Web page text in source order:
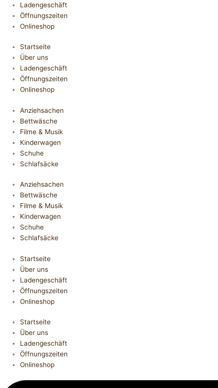
Ladengeschäft
Öffnungszeiten
Onlineshop
Startseite
Über uns
Ladengeschäft
Öffnungszeiten
Onlineshop
Anziehsachen
Bettwäsche
Filme & Musik
Kinderwagen
Schuhe
Schlafsäcke
Anziehsachen
Bettwäsche
Filme & Musik
Kinderwagen
Schuhe
Schlafsäcke
Startseite
Über uns
Ladengeschäft
Öffnungszeiten
Onlineshop
Startseite
Über uns
Ladengeschäft
Öffnungszeiten
Onlineshop